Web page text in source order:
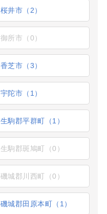
桜井市（2）
御所市（0）
香芝市（3）
宇陀市（1）
生駒郡平群町（1）
生駒郡斑鳩町（0）
磯城郡川西町（0）
磯城郡田原本町（1）